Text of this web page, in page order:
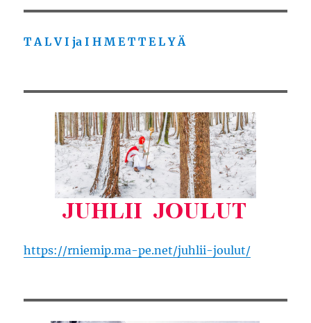
T A L V I ja I H M E T T E L Y Ä
https://rniemip.ma-pe.net/juhlii-joulut/